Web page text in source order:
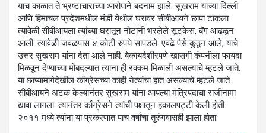
याच काळात ते भ्रष्टाचाराच्या आरोपाने बदनाम झाले. सुखराम यांच्या दिल्ली
आणि हिमाचल प्रदेशमधील मंडी येथील घरावर सीबीआयने छापा टाकला
त्यावेळी सीबीआयला त्यांच्या घरातून नोटांनी भरलेले सूटकेस, बॅग आढळून
आली. त्यावेळी जवळपास ४ कोटी रुपये सापडले. एवढे पैसे कुठून आले, याचे
उत्तर सुखराम यांना देता आले नाही. बेकायदेशीरपणे खासगी कंपनीला फायदा
मिळवून देण्याच्या मोबदल्यात त्यांना ही रक्कम मिळाली असल्याचे म्हटले जाते.
या छाप्यामागेदेखील काँग्रेसच्या काही नेत्यांचा हात असल्याचे म्हटले जाते.
सीबीआयने अटक केल्यानंतर सुखराम यांना आपल्या मंत्रिपदाचा राजीनामा
द्यावा लागला. त्यानंतर काँग्रेसने त्यांची पक्षातून हकालपट्टी केली होती.
२०११ मध्ये त्यांना या प्रकरणात पाच वर्षांचा तुरुंगवासही झाला होता.